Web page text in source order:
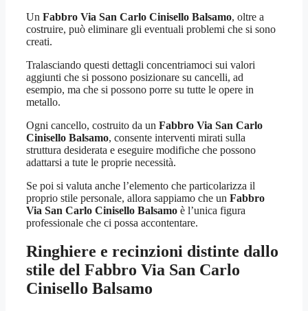
Un Fabbro Via San Carlo Cinisello Balsamo, oltre a
costruire, può eliminare gli eventuali problemi che si sono
creati.
Tralasciando questi dettagli concentriamoci sui valori
aggiunti che si possono posizionare su cancelli, ad
esempio, ma che si possono porre su tutte le opere in
metallo.
Ogni cancello, costruito da un Fabbro Via San Carlo
Cinisello Balsamo, consente interventi mirati sulla
struttura desiderata e eseguire modifiche che possono
adattarsi a tute le proprie necessità.
Se poi si valuta anche l’elemento che particolarizza il
proprio stile personale, allora sappiamo che un Fabbro
Via San Carlo Cinisello Balsamo è l’unica figura
professionale che ci possa accontentare.
Ringhiere e recinzioni distinte dallo
stile del Fabbro Via San Carlo
Cinisello Balsamo